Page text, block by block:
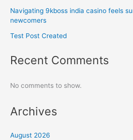
Navigating 9kboss india casino feels
newcomers
Test Post Created
Recent Comments
No comments to show.
Archives
August 2026